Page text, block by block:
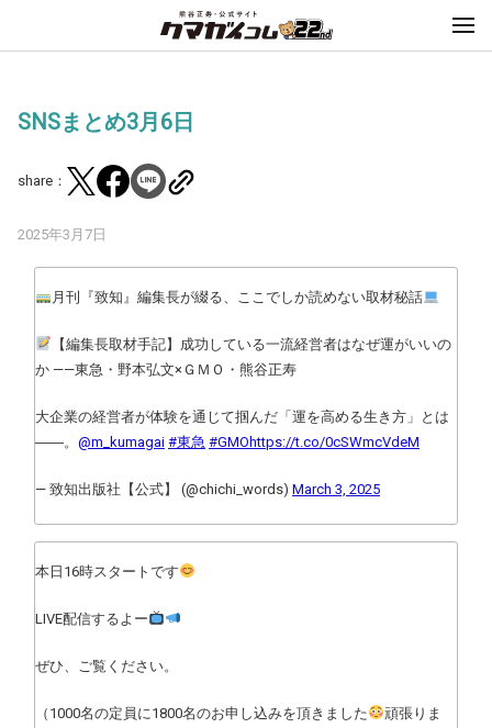
SNSまとめ3月6日
share：
2025年3月7日
月刊『致知』編集長が綴る、ここでしか読めない取材秘話
【編集長取材手記】成功している一流経営者はなぜ運がいいの
か ——東急・野本弘文×ＧＭＯ・熊谷正寿
大企業の経営者が体験を通じて掴んだ「運を高める生き方」とは
――。 @m_kumagai #東急 #GMO https://t.co/0cSWmcVdeM
— 致知出版社【公式】 (@chichi_words) March 3, 2025
本日16時スタートです
LIVE配信するよー
ぜひ、ご覧ください。
（1000名の定員に1800名のお申し込みを頂きました
頑張りま